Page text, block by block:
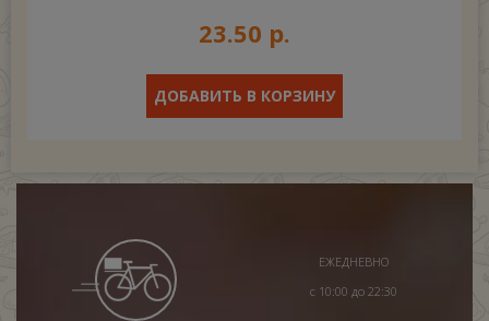
23.50 р.
ДОБАВИТЬ В КОРЗИНУ
ЕЖЕДНЕВНО
с 10:00 до 22:30